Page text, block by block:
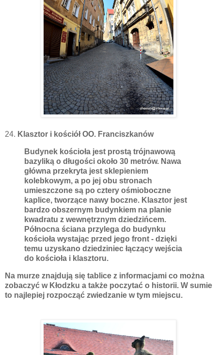
24. Klasztor i kościół OO. Franciszkanów
Budynek kościoła jest prostą trójnawową
bazyliką o długości około 30 metrów. Nawa
główna przekryta jest sklepieniem
kolebkowym, a po jej obu stronach
umieszczone są po cztery ośmioboczne
kaplice, tworzące nawy boczne. Klasztor jest
bardzo obszernym budynkiem na planie
kwadratu z wewnętrznym dziedzińcem.
Północna ściana przylega do budynku
kościoła wystając przed jego front - dzięki
temu uzyskano dziedziniec łączący wejścia
do kościoła i klasztoru.
Na murze znajdują się tablice z informacjami co można
zobaczyć w Kłodzku a także poczytać o historii. W sumie
to najlepiej rozpocząć zwiedzanie w tym miejscu.